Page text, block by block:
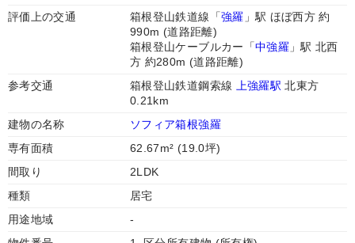
評価上の交通
箱根登山鉄道線「強羅 」駅 ほぼ西方 約
990m (道路距離)
箱根登山ケーブルカー「中強羅」駅 北西
方 約280m (道路距離)
参考交通
箱根登山鉄道鋼索線 上強羅駅 北東方
0.21km
建物の名称
ソフィア箱根強羅
専有面積
62.67m² (19.0坪)
間取り
2LDK
種類
居宅
用途地域
-